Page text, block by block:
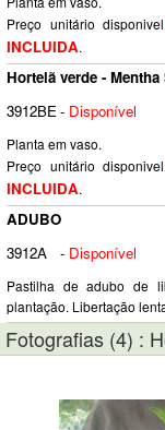
Preço unitário disponivel
INCLUIDA.
Hortelã verde - Mentha
3912BE- Disponível
Planta em vaso.
Preço unitário disponivel
INCLUIDA.
ADUBO
3912A
- Disponível
Pastilha de adubo de
plantação. Libertação
Fotografias (4) :